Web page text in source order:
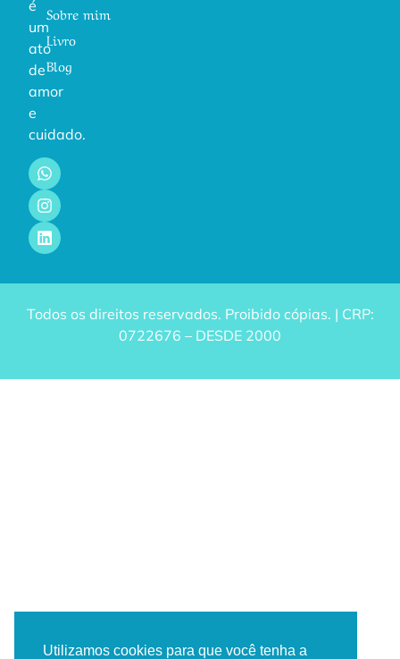
é
um
ato
de
amor
e
cuidado.
Sobre mim
Livro
Blog
Todos os direitos reservados. Proibido cópias. | CRP:
0722676 – DESDE 2000
Utilizamos cookies para que você tenha a